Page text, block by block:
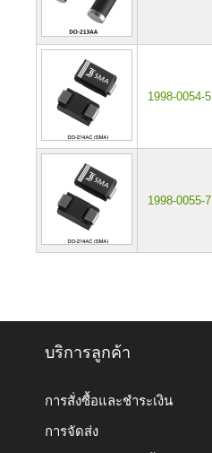
1998-0054-5
1998-0055-7
บริการลูกค้า
การสั่งซื้อและชำระเงิน
การจัดส่ง